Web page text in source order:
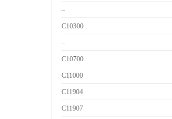
–
C10300
–
C10700
C11000
C11904
C11907